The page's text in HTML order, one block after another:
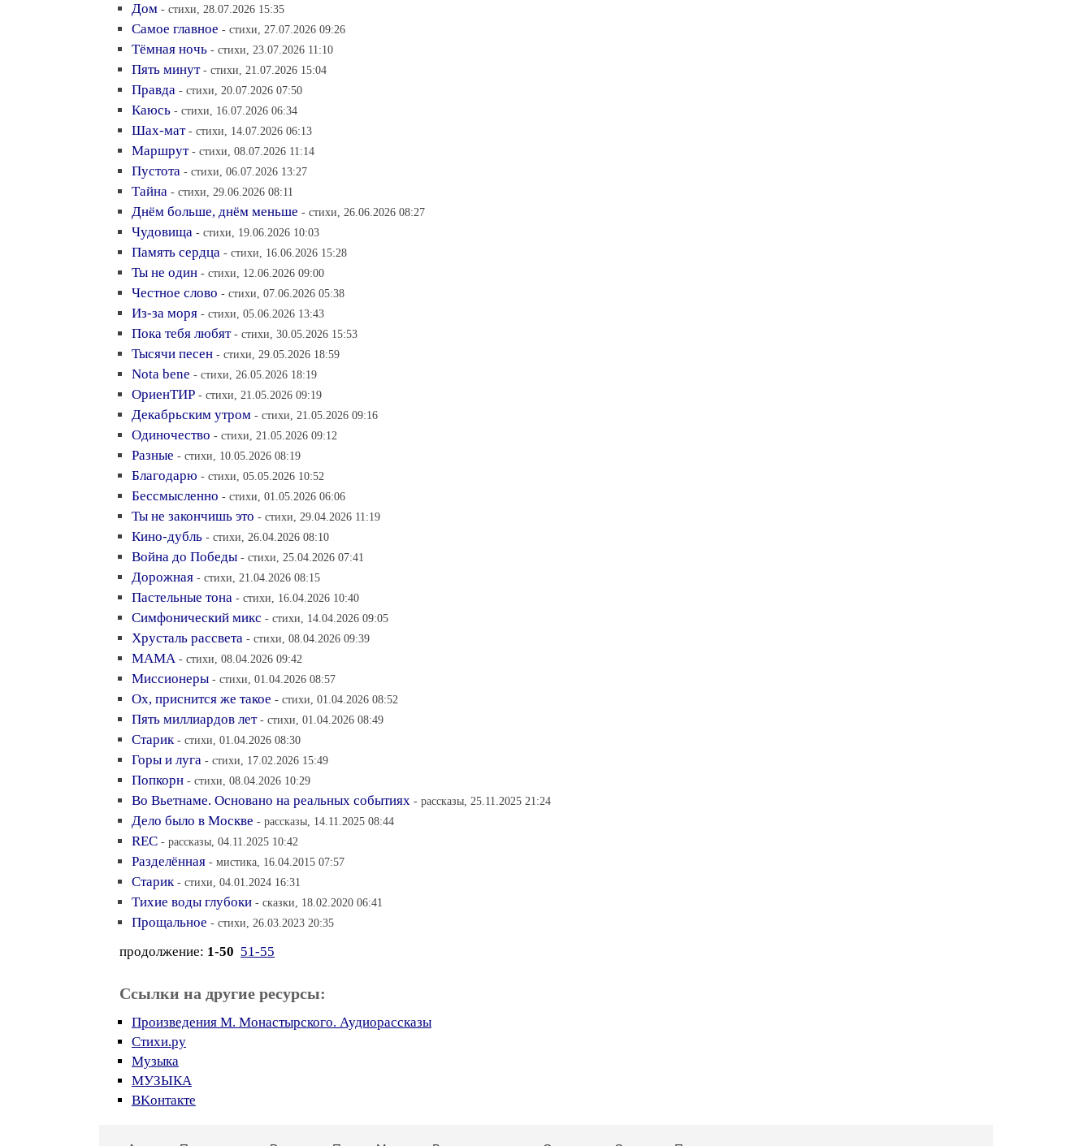
Дом - стихи, 28.07.2026 15:35
Самое главное - стихи, 27.07.2026 09:26
Тёмная ночь - стихи, 23.07.2026 11:10
Пять минут - стихи, 21.07.2026 15:04
Правда - стихи, 20.07.2026 07:50
Каюсь - стихи, 16.07.2026 06:34
Шах-мат - стихи, 14.07.2026 06:13
Маршрут - стихи, 08.07.2026 11:14
Пустота - стихи, 06.07.2026 13:27
Тайна - стихи, 29.06.2026 08:11
Днём больше, днём меньше - стихи, 26.06.2026 08:27
Чудовища - стихи, 19.06.2026 10:03
Память сердца - стихи, 16.06.2026 15:28
Ты не один - стихи, 12.06.2026 09:00
Честное слово - стихи, 07.06.2026 05:38
Из-за моря - стихи, 05.06.2026 13:43
Пока тебя любят - стихи, 30.05.2026 15:53
Тысячи песен - стихи, 29.05.2026 18:59
Nota bene - стихи, 26.05.2026 18:19
ОриенТИР - стихи, 21.05.2026 09:19
Декабрьским утром - стихи, 21.05.2026 09:16
Одиночество - стихи, 21.05.2026 09:12
Разные - стихи, 10.05.2026 08:19
Благодарю - стихи, 05.05.2026 10:52
Бессмысленно - стихи, 01.05.2026 06:06
Ты не закончишь это - стихи, 29.04.2026 11:19
Кино-дубль - стихи, 26.04.2026 08:10
Война до Победы - стихи, 25.04.2026 07:41
Дорожная - стихи, 21.04.2026 08:15
Пастельные тона - стихи, 16.04.2026 10:40
Симфонический микс - стихи, 14.04.2026 09:05
Хрусталь рассвета - стихи, 08.04.2026 09:39
МАМА - стихи, 08.04.2026 09:42
Миссионеры - стихи, 01.04.2026 08:57
Ох, приснится же такое - стихи, 01.04.2026 08:52
Пять миллиардов лет - стихи, 01.04.2026 08:49
Старик - стихи, 01.04.2026 08:30
Горы и луга - стихи, 17.02.2026 15:49
Попкорн - стихи, 08.04.2026 10:29
Во Вьетнаме. Основано на реальных событиях - рассказы, 25.11.2025 21:24
Дело было в Москве - рассказы, 14.11.2025 08:44
REC - рассказы, 04.11.2025 10:42
Разделённая - мистика, 16.04.2015 07:57
Старик - стихи, 04.01.2024 16:31
Тихие воды глубоки - сказки, 18.02.2020 06:41
Прощальное - стихи, 26.03.2023 20:35
продолжение: 1-50 51-55
Ссылки на другие ресурсы:
Произведения М. Монастырского. Аудиорассказы
Стихи.ру
Музыка
МУЗЫКА
BKонтакте